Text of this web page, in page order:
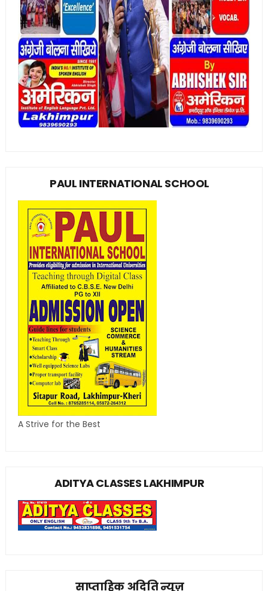
PAUL INTERNATIONAL SCHOOL
A Strive for the Best
ADITYA CLASSES LAKHIMPUR
साप्ताहिक अदिति न्यूज़